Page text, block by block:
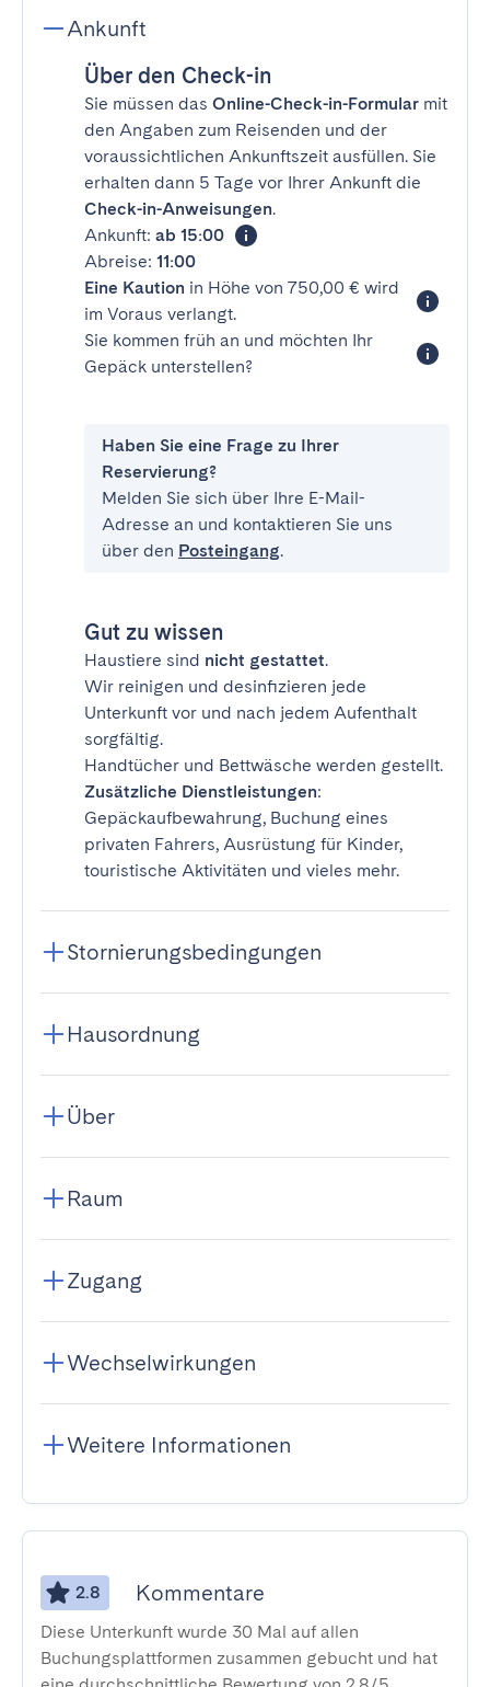
Ankunft
Über den Check-in
Sie müssen das Online-Check-in-Formular mit
den Angaben zum Reisenden und der
voraussichtlichen Ankunftszeit ausfüllen. Sie
erhalten dann 5 Tage vor Ihrer Ankunft die
Check-in-Anweisungen.
Ankunft: ab 15:00
Abreise: 11:00
Eine Kaution in Höhe von 750,00 € wird
im Voraus verlangt.
Sie kommen früh an und möchten Ihr
Gepäck unterstellen?
Haben Sie eine Frage zu Ihrer
Reservierung?
Melden Sie sich über Ihre E-Mail-
Adresse an und kontaktieren Sie uns
über den Posteingang.
Gut zu wissen
Haustiere sind nicht gestattet.
Wir reinigen und desinfizieren jede
Unterkunft vor und nach jedem Aufenthalt
sorgfältig.
Handtücher und Bettwäsche werden gestellt.
Zusätzliche Dienstleistungen:
Gepäckaufbewahrung, Buchung eines
privaten Fahrers, Ausrüstung für Kinder,
touristische Aktivitäten und vieles mehr.
Stornierungsbedingungen
Hausordnung
Über
Raum
Zugang
Wechselwirkungen
Weitere Informationen
2.8 Kommentare
Diese Unterkunft wurde 30 Mal auf allen
Buchungsplattformen zusammen gebucht und hat